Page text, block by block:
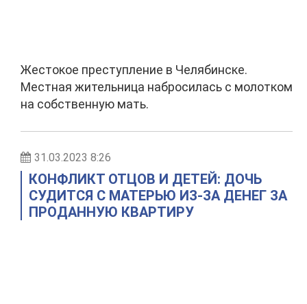
Жестокое преступление в Челябинске.
Местная жительница набросилась с молотком
на собственную мать.
31.03.2023 8:26
КОНФЛИКТ ОТЦОВ И ДЕТЕЙ: ДОЧЬ
СУДИТСЯ С МАТЕРЬЮ ИЗ-ЗА ДЕНЕГ ЗА
ПРОДАННУЮ КВАРТИРУ